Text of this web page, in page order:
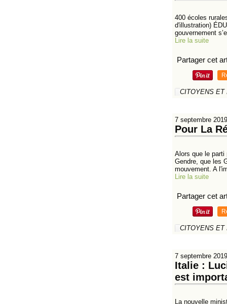
400 écoles
d'illustration)
gouvernement
Lire la suite
Partager cet
CITOYENS ET
7 septembre 2019
Pour La
Alors que le parti
Gendre, que les
mouvement. A
Lire la suite
Partager cet
CITOYENS ET
7 septembre 2019
Italie :
est
La nouvelle